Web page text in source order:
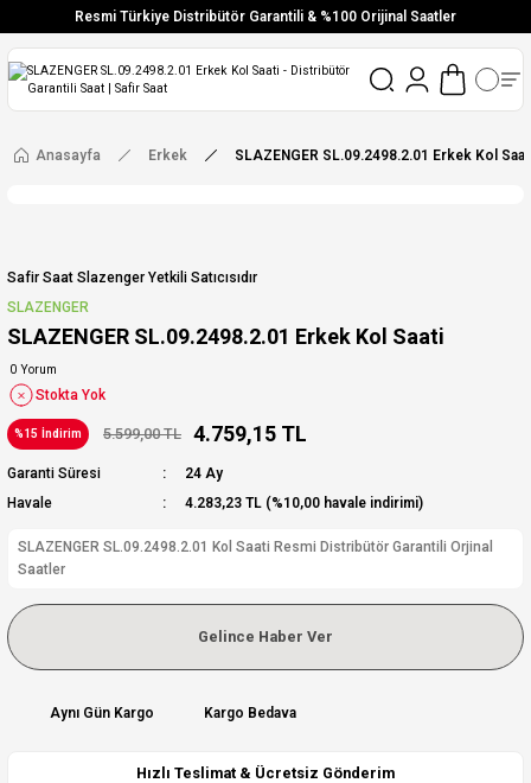
Resmi Türkiye Distribütör Garantili & %100 Orijinal Saatler
Vade Farksız 6 Taksit
Ücretsiz Kargo
Anasayfa Erkek SLAZENGER SL.09.2498.2.01 Erkek Kol
Safir Saat Slazenger Yetkili Satıcısıdır
SLAZENGER
SLAZENGER SL.09.2498.2.01 Erkek Kol Saati
0 Yorum
Stokta Yok
%15 İndirim 5.599,00 TL 4.759,15 TL
Garanti Süresi
24 Ay
Havale
4.283,23 TL (%10,00 havale indirimi)
SLAZENGER SL.09.2498.2.01 Kol Saati Resmi Distribütör Garantili Orjinal
Saatler
Gelince Haber Ver
Aynı Gün Kargo Kargo Bedava
Hızlı Teslimat & Ücretsiz Gönderim